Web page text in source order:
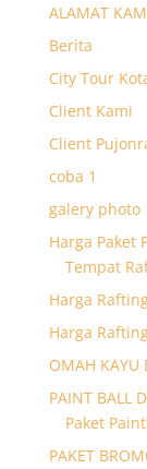
ALAMAT
Berita
City Tour
Client Kami
Client
coba 1
galery photo
Harga Paket
Tempat
Harga
Harga
OMAH KAYU
PAINT BALL
Paket
PAKET